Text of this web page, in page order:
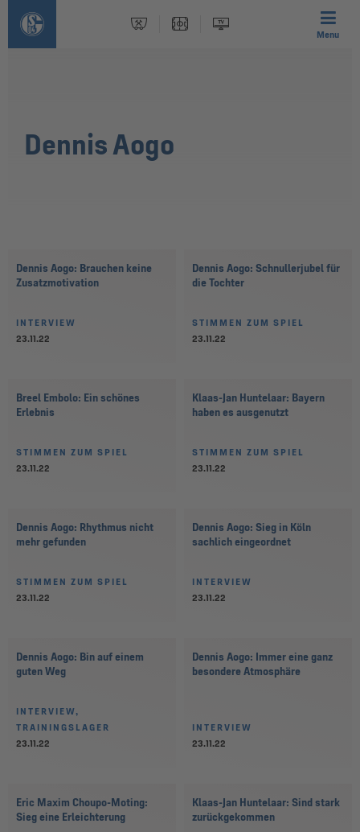
Menu
Dennis Aogo
Dennis Aogo: Brauchen keine
Zusatzmotivation
INTERVIEW
23.11.22
Dennis Aogo: Schnullerjubel für
die Tochter
STIMMEN ZUM SPIEL
23.11.22
Breel Embolo: Ein schönes
Erlebnis
STIMMEN ZUM SPIEL
23.11.22
Klaas-Jan Huntelaar: Bayern
haben es ausgenutzt
STIMMEN ZUM SPIEL
23.11.22
Dennis Aogo: Rhythmus nicht
mehr gefunden
STIMMEN ZUM SPIEL
23.11.22
Dennis Aogo: Sieg in Köln
sachlich eingeordnet
INTERVIEW
23.11.22
Dennis Aogo: Bin auf einem
guten Weg
INTERVIEW,
TRAININGSLAGER
23.11.22
Dennis Aogo: Immer eine ganz
besondere Atmosphäre
INTERVIEW
23.11.22
Eric Maxim Choupo-Moting:
Sieg eine Erleichterung
Klaas-Jan Huntelaar: Sind stark
zurückgekommen